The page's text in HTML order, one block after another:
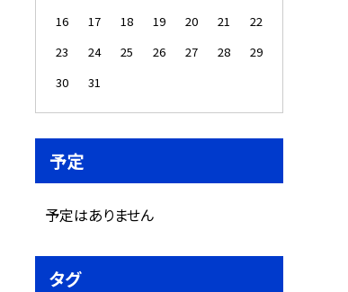
16
17 18 19 20 21
22
23
24 25 26 27 28
29
30
31
予定
予定はありません
タグ